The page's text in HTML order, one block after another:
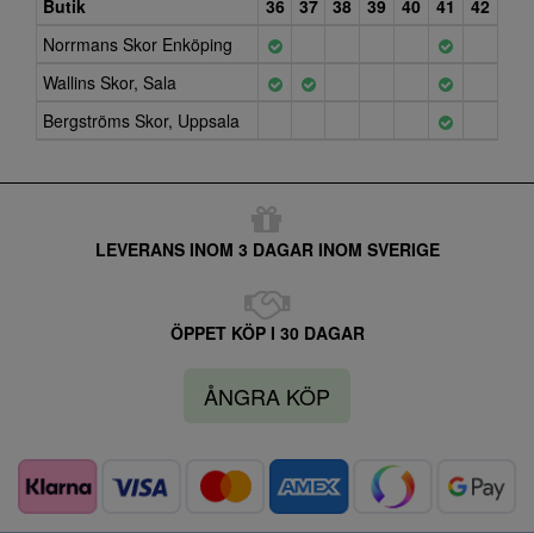
Butik
36 37 38 39 40 41
42
Norrmans Skor Enköping
Wallins Skor, Sala
Bergströms Skor, Uppsala
LEVERANS INOM 3 DAGAR INOM SVERIGE
ÖPPET KÖP I 30 DAGAR
ÅNGRA KÖP